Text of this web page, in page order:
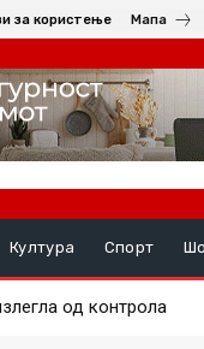
за користење Мапа
Култура Спорт
од контрола
почетокот на